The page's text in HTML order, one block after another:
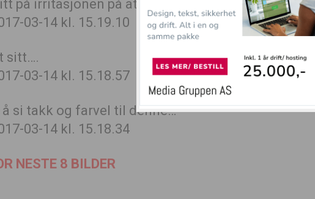
på irritasjonen på at man IKKE så den!
sitt….
å si takk og farvel til denne…
NESTE 8 BILDER